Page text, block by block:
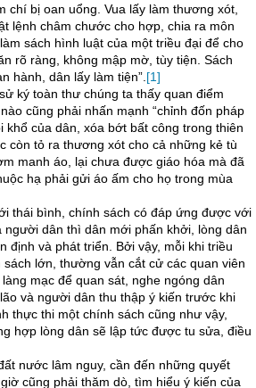
chí bị oan uổng. Vua lấy làm thương xót,
lệnh châm chước cho hợp, chia ra môn
sách hình luật của một triều đại để cho
rõ ràng, không mập mờ, tùy tiện. Sách
hành, dân lấy làm tiện”. [1]
ký toàn thư chúng ta thấy quan điểm
cũng phải nhấn mạnh “chỉnh đốn pháp
khổ của dân, xóa bớt bất công trong thiên
còn tỏ ra thương xót cho cả những kẻ tù
manh áo, lại chưa được giáo hóa mà đã
hạ phải gửi áo ấm cho họ trong mùa
thái bình, chính sách có đáp ứng được với
người dân thì dân mới phấn khởi, lòng dân
định và phát triển. Bởi vậy, mỗi khi triều
lớn, thường vẫn cắt cử các quan viên
mạc để quan sát, nghe ngóng dân
và người dân thu thập ý kiến trước khi
thực thi một chính sách cũng như vậy,
hợp lòng dân sẽ lập tức được tu sửa, điều
nước lâm nguy, cần đến những quyết
cũng phải thăm dò, tìm hiểu ý kiến của